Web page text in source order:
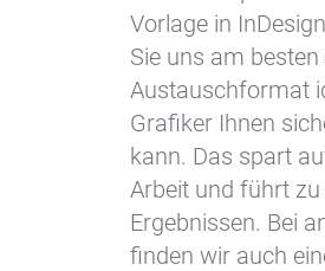
Vorlage in
Sie uns am
Austauschformat
Grafiker Ihnen
kann. Das spart
Arbeit und führt zu
Ergebnissen. Bei
finden wir auch